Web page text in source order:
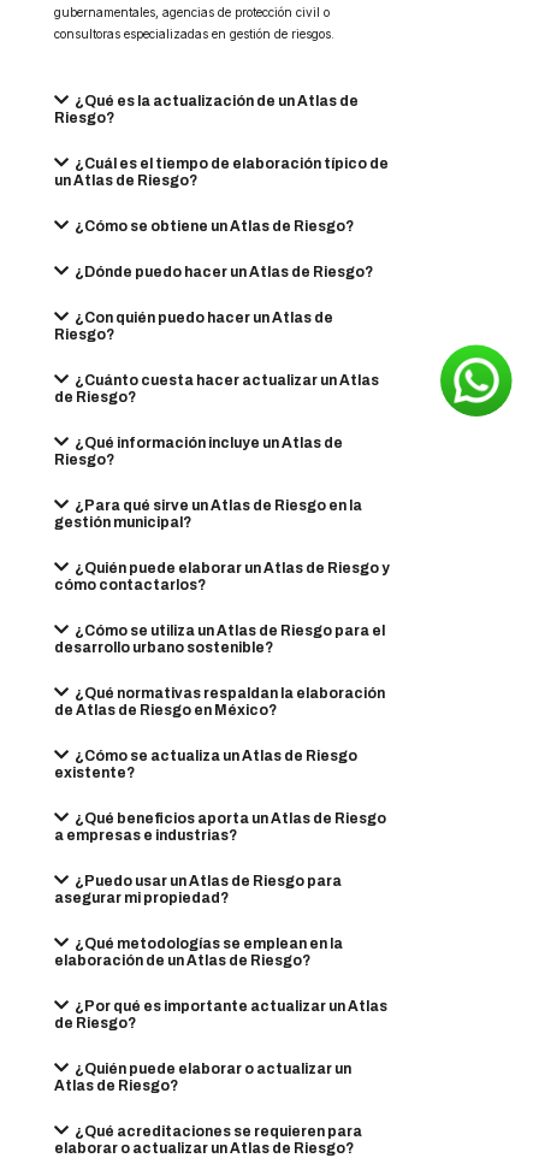
gubernamentales, agencias de protección civil o
consultoras especializadas en gestión de riesgos.
¿Qué es la actualización de un Atlas de
Riesgo?
¿Cuál es el tiempo de elaboración típico de
un Atlas de Riesgo?
¿Cómo se obtiene un Atlas de Riesgo?
¿Dónde puedo hacer un Atlas de Riesgo?
¿Con quién puedo hacer un Atlas de
Riesgo?
¿Cuánto cuesta hacer actualizar un Atlas
de Riesgo?
¿Qué información incluye un Atlas de
Riesgo?
¿Para qué sirve un Atlas de Riesgo en la
gestión municipal?
¿Quién puede elaborar un Atlas de Riesgo y
cómo contactarlos?
¿Cómo se utiliza un Atlas de Riesgo para el
desarrollo urbano sostenible?
¿Qué normativas respaldan la elaboración
de Atlas de Riesgo en México?
¿Cómo se actualiza un Atlas de Riesgo
existente?
¿Qué beneficios aporta un Atlas de Riesgo
a empresas e industrias?
¿Puedo usar un Atlas de Riesgo para
asegurar mi propiedad?
¿Qué metodologías se emplean en la
elaboración de un Atlas de Riesgo?
¿Por qué es importante actualizar un Atlas
de Riesgo?
¿Quién puede elaborar o actualizar un
Atlas de Riesgo?
¿Qué acreditaciones se requieren para
elaborar o actualizar un Atlas de Riesgo?